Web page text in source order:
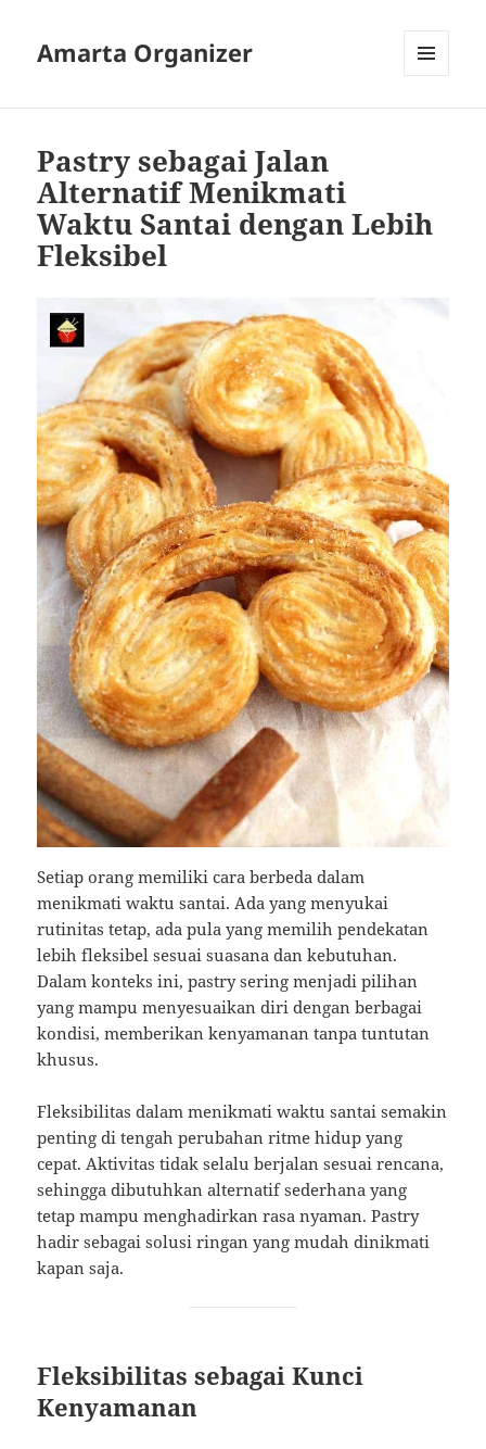
Amarta Organizer
Pastry sebagai Jalan
Alternatif Menikmati
Waktu Santai dengan Lebih
Fleksibel
Setiap orang memiliki cara berbeda dalam
menikmati waktu santai. Ada yang menyukai
rutinitas tetap, ada pula yang memilih pendekatan
lebih fleksibel sesuai suasana dan kebutuhan.
Dalam konteks ini, pastry sering menjadi pilihan
yang mampu menyesuaikan diri dengan berbagai
kondisi, memberikan kenyamanan tanpa tuntutan
khusus.
Fleksibilitas dalam menikmati waktu santai semakin
penting di tengah perubahan ritme hidup yang
cepat. Aktivitas tidak selalu berjalan sesuai rencana,
sehingga dibutuhkan alternatif sederhana yang
tetap mampu menghadirkan rasa nyaman. Pastry
hadir sebagai solusi ringan yang mudah dinikmati
kapan saja.
Fleksibilitas sebagai Kunci
Kenyamanan